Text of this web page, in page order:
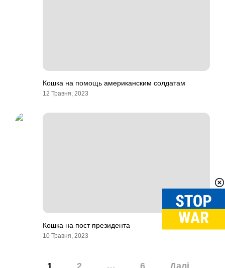
Кошка на помощь американским солдатам
12 Травня, 2023
Кошка на пост президента
10 Травня, 2023
1 2 … 6 Далі